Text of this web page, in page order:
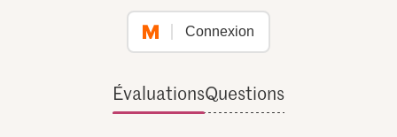
Connexion
ÉvaluationsQuestions